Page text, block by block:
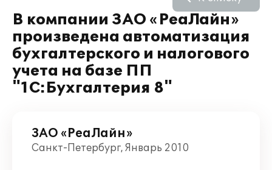
В компании ЗАО «РеаЛайн»
произведена автоматизация
бухгалтерского и налогового
учета на базе ПП
"1С:Бухгалтерия 8"
ЗАО «РеаЛайн»
Санкт-Петербург, Январь 2010